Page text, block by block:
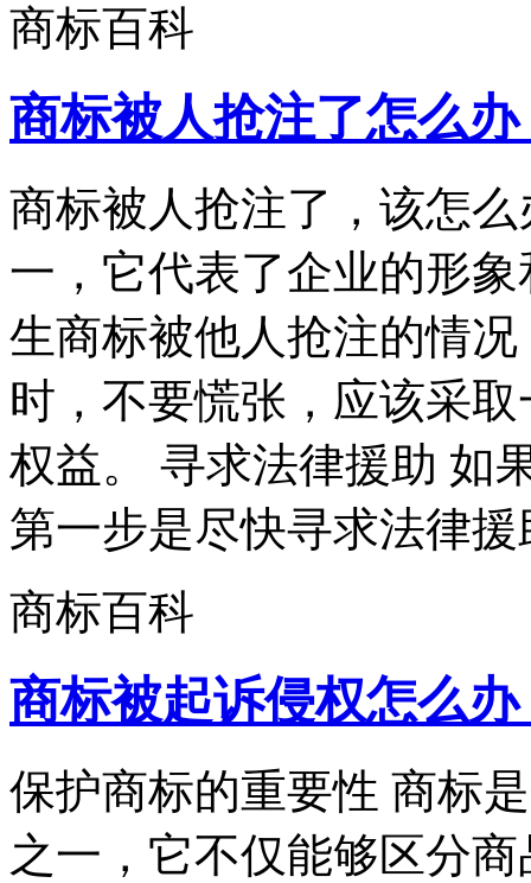
商标百科
商标被人抢注了怎么办
商标被人抢注了，该怎
一，它代表了企业的形
生商标被他人抢注的情
时，不要慌张，应该采
权益。 寻求法律援助 如
第一步是尽快寻求法律
商标百科
商标被起诉侵权怎么办
保护商标的重要性 商标
之一，它不仅能够区分